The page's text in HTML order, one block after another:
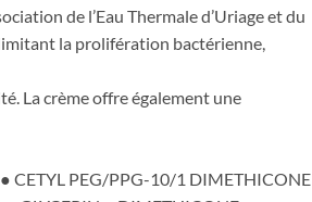
de l’Eau Thermale d’Uriage et du
la prolifération bactérienne,
La crème offre également une
CETYL PEG/PPG-10/1 DIMETHICONE